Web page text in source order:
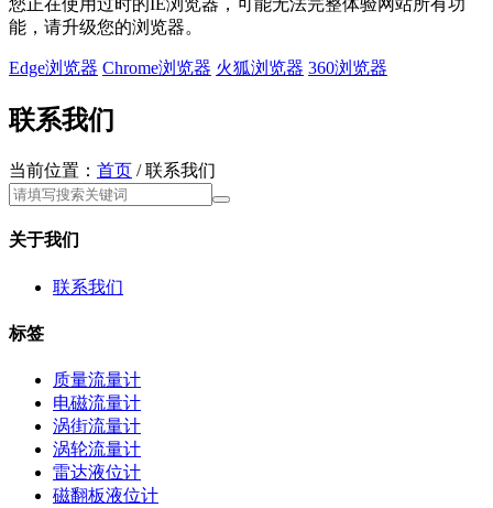
您正在使用过时的IE浏览器，可能无法完整体验网站所有功
能，请升级您的浏览器。
Edge浏览器 Chrome浏览器 火狐浏览器 360浏览器
联系我们
当前位置： 首页 / 联系我们
关于我们
联系我们
标签
质量流量计
电磁流量计
涡街流量计
涡轮流量计
雷达液位计
磁翻板液位计